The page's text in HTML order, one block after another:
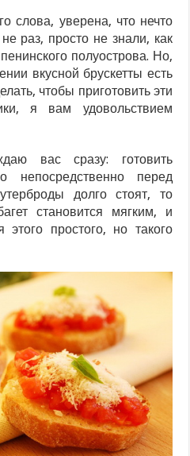
слова, уверена, что нечто
раз, просто не знали, как
полуострова. Но,
вкусной брускетты есть
чтобы приготовить эти
я вам удовольствием
вас сразу: готовить
непосредственно перед
долго стоят, то
становится мягким, и
этого простого, но такого